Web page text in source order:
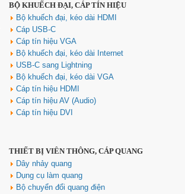
Cáp âm thanh 2x1.5 chống
nhiễu chống cháy ALANTEK
301-FRS015-E01P-3SG5 cao cấp
Giá: Liên hệ
Hub USB Type C Groovy Robot
Uno 6 in 1 ra USB-C, USB-A 3.2,
HDMI 4K@60Hz, Sạc PD 100W
Ugreen 35998
BỘ KHUẾCH ĐẠI, CÁP TÍN HIỆU
Bộ khuếch đại, kéo dài HDMI
Cáp USB-C
Cáp tín hiệu VGA
Bộ khuếch đại, kéo dài Internet
USB-C sang Lightning
Bộ khuếch đại, kéo dài VGA
Cáp tín hiệu HDMI
Cáp tín hiệu AV (Audio)
Cáp tín hiệu DVI
THIẾT BỊ VIỄN THÔNG, CÁP QUANG
Dây nhảy quang
Dụng cụ làm quang
Bộ chuyển đổi quang điện